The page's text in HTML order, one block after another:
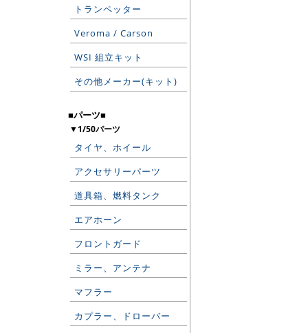
トランペッター
Veroma / Carson
WSI 組立キット
その他メーカー(キット)
■パーツ■
▼1/50パーツ
タイヤ、ホイール
アクセサリーパーツ
道具箱、燃料タンク
エアホーン
フロントガード
ミラー、アンテナ
マフラー
カプラー、ドローバー